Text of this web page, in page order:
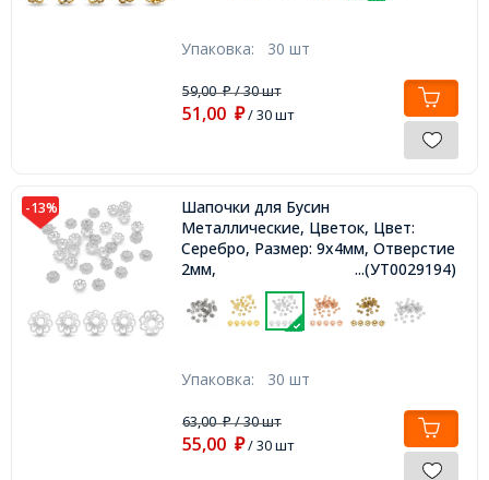
Упаковка: 30 шт
59,00₽/ 30 шт
51,00 ₽/ 30 шт
-13%
Шапочки для Бусин
Металлические, Цветок, Цвет:
Серебро, Размер: 9х4мм, Отверстие
2мм,
...(УТ0029194)
Упаковка: 30 шт
63,00₽/ 30 шт
55,00 ₽/ 30 шт